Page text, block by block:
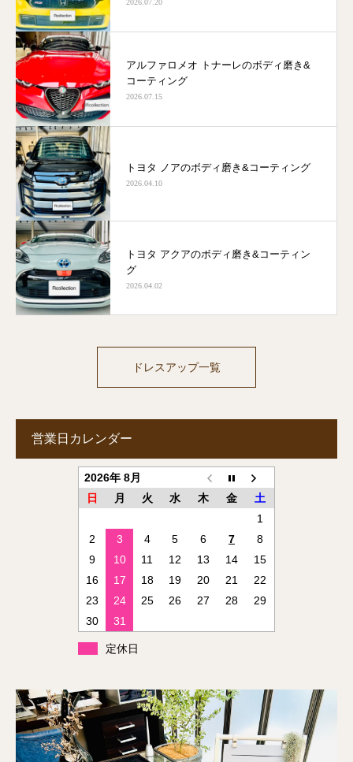
2026.07.20
アルファロメオ トナーレのボディ磨き&
コーティング
2026.07.15
トヨタ ノアのボディ磨き&コーティング
2026.04.10
トヨタ アクアのボディ磨き&コーティン
グ
2026.04.02
ドレスアップ一覧
営業日カレンダー
2026年 8月
日
月 火 水 木 金
土
1
2
3 4 5 6 7
8
9
10 11 12 13 14
15
16
17 18 19 20 21
22
23
24 25 26 27 28
29
30
31
定休日